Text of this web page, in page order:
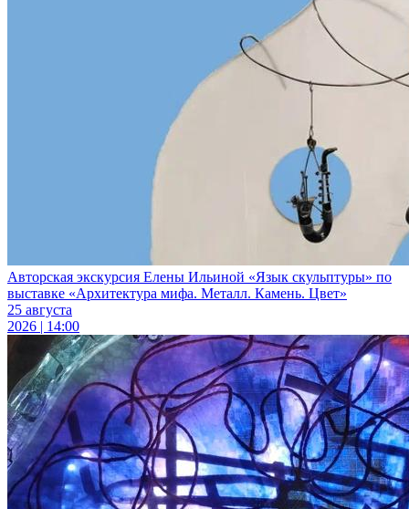
Авторская экскурсия Елены Ильиной «Язык скульптуры» по
выставке «Архитектура мифа. Металл. Камень. Цвет»
25 августа
2026 | 14:00